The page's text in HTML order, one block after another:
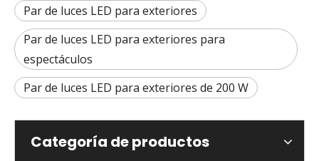
Par de luces LED para exteriores
Par de luces LED para exteriores para
espectáculos
Par de luces LED para exteriores de 200 W
Categoría de productos